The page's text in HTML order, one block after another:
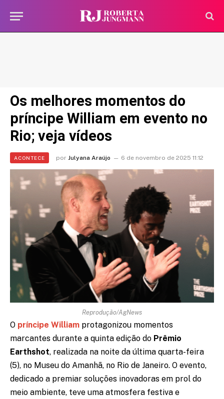
Os melhores momentos do
príncipe William em evento no
Rio; veja vídeos
ACONTECE por Julyana Araújo 6 de novembro de 2025 11:12
Reprodução/AgNews
O príncipe William protagonizou momentos
marcantes durante a quinta edição do Prêmio
Earthshot, realizada na noite da última quarta-feira
(5), no Museu do Amanhã, no Rio de Janeiro. O evento,
dedicado a premiar soluções inovadoras em prol do
meio ambiente, teve uma atmosfera festiva e